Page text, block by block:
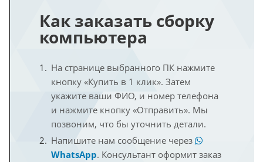
Как заказать сборку
компьютера
На странице выбранного ПК нажмите
кнопку «Купить в 1 клик». Затем
укажите ваши ФИО, и номер телефона
и нажмите кнопку «Отправить». Мы
позвоним, что бы уточнить детали.
Напишите нам сообщение через
WhatsApp. Консультант оформит заказ